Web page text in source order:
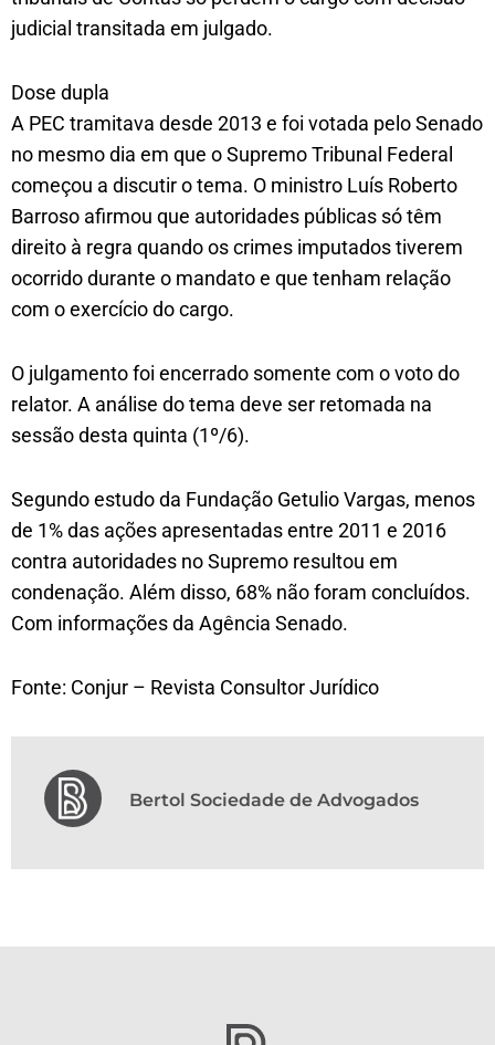
judicial transitada em julgado.
Dose dupla
A PEC tramitava desde 2013 e foi votada pelo Senado
no mesmo dia em que o Supremo Tribunal Federal
começou a discutir o tema. O ministro Luís Roberto
Barroso afirmou que autoridades públicas só têm
direito à regra quando os crimes imputados tiverem
ocorrido durante o mandato e que tenham relação
com o exercício do cargo.
O julgamento foi encerrado somente com o voto do
relator. A análise do tema deve ser retomada na
sessão desta quinta (1º/6).
Segundo estudo da Fundação Getulio Vargas, menos
de 1% das ações apresentadas entre 2011 e 2016
contra autoridades no Supremo resultou em
condenação. Além disso, 68% não foram concluídos.
Com informações da Agência Senado.
Fonte: Conjur – Revista Consultor Jurídico
Bertol Sociedade de Advogados